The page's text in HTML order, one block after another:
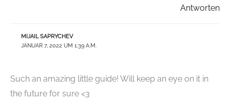
Antworten
MIJAIL SAPRYCHEV
JANUAR 7, 2022 UM 1:39 A.M.
Such an amazing little guide! Will keep an eye on it in
the future for sure <3